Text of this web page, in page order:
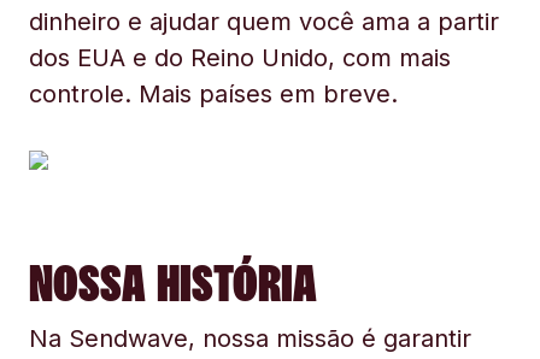
dinheiro e ajudar quem você ama a partir
dos EUA e do Reino Unido, com mais
controle. Mais países em breve.
NOSSA HISTÓRIA
Na Sendwave, nossa missão é garantir